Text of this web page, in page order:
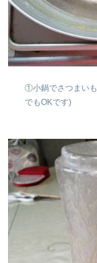
①小鍋でさつまいも
でもOKです)